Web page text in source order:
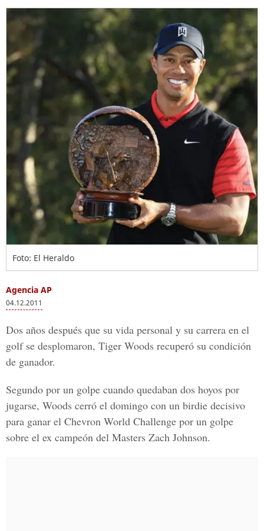
Foto: El Heraldo
Agencia AP
04.12.2011
Dos años después que su vida personal y su carrera en el
golf se desplomaron, Tiger Woods recuperó su condición
de ganador.
Segundo por un golpe cuando quedaban dos hoyos por
jugarse, Woods cerró el domingo con un birdie decisivo
para ganar el Chevron World Challenge por un golpe
sobre el ex campeón del Masters Zach Johnson.